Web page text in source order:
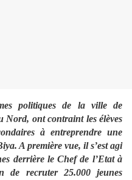
politiques de la ville de
ont contraint les élèves
à entreprendre une
A première vue, il s’est agi
derrière le Chef de l’Etat à
de recruter 25.000 jeunes